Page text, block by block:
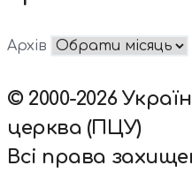
Архів
© 2000-2026
церква (ПЦУ)
Всі права